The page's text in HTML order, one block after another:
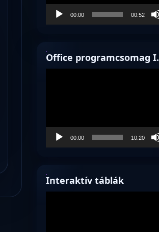
00:00 00:52
Office programcsomag I.
00:00 10:20
Interaktív táblák